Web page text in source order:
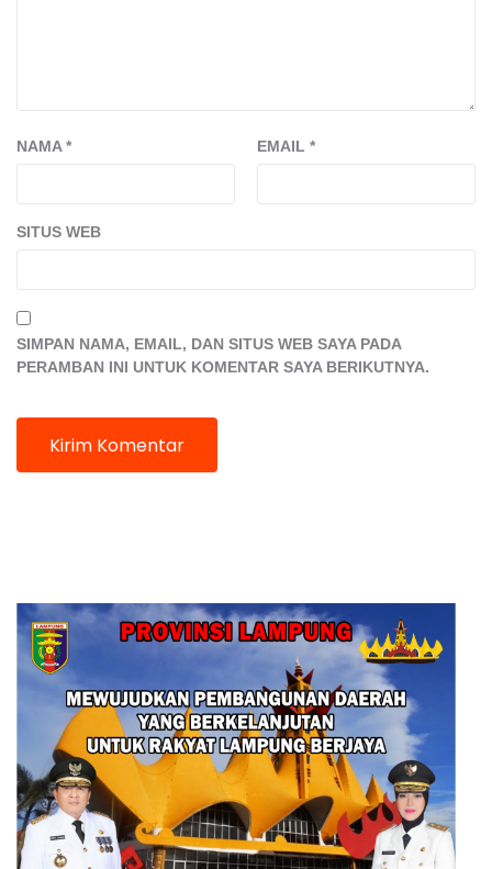
NAMA* EMAIL *
SITUS WEB
SIMPAN NAMA, EMAIL, DAN SITUS WEB SAYA PADA
PERAMBAN INI UNTUK KOMENTAR SAYA BERIKUTNYA.